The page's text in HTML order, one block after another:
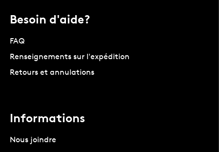
Besoin d'aide?
FAQ
Renseignements sur l'expédition
Retours et annulations
Informations
Nous joindre